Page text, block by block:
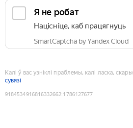
Я не робат
Націсніце, каб працягнуць
SmartCaptcha by Yandex Cloud
Калі ў вас узніклі праблемы, калі ласка,
сувязі
9184534916816332662:1786127677